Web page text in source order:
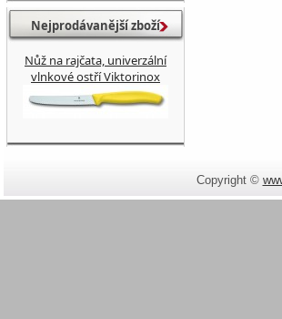
Nejprodávanější zboží
Nůž na rajčata, univerzální
vlnkové ostří Viktorinox
Copyright ©